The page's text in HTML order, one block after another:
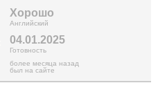
Хорошо
Английский
04.01.2025
Готовность
более месяца назад
был на сайте